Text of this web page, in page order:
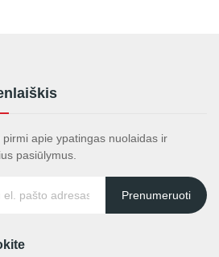
pirmi apie ypatingas nuolaidas ir
pasiūlymus.
Prenumeruoti